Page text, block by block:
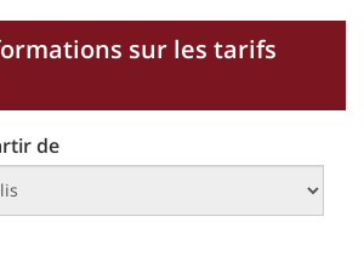
sur les tarifs
de